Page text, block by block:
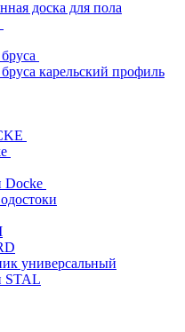
доска для пола
карельский профиль
Docke
универсальный
STAL